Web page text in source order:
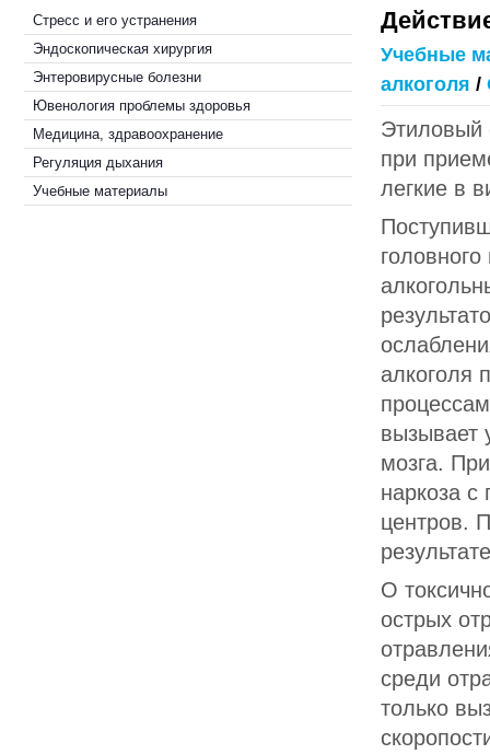
Стресс и его устранения
Эндоскопическая хирургия
Энтеровирусные болезни
Ювенология проблемы здоровья
Медицина, здравоохранение
Регуляция дыхания
Учебные материалы
Учебные
алкоголя /
Этиловый
при
легкие в
алкоголя
вызывает
мозга.
наркоза с
центров.
О
острых
среди
только